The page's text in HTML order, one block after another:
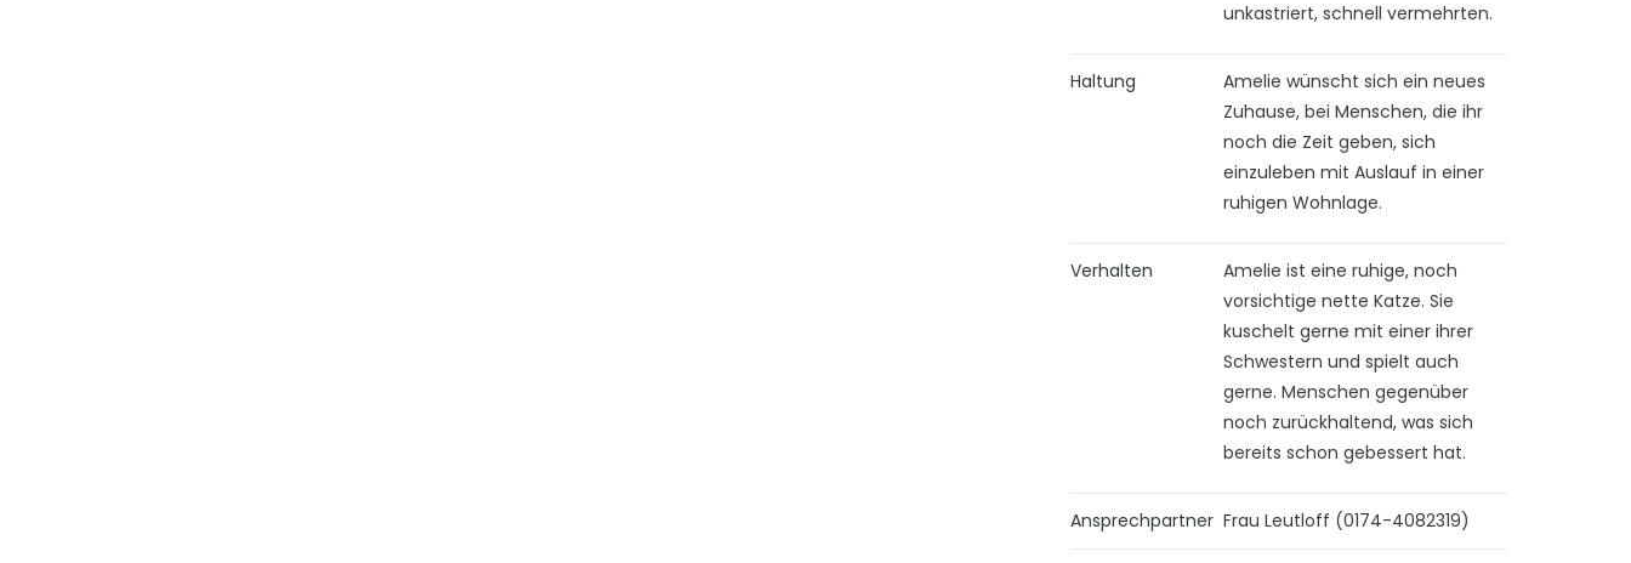
unkastriert, schnell vermehrten.
Haltung
Amelie wünscht sich ein neues
Zuhause, bei Menschen, die ihr
noch die Zeit geben, sich
einzuleben mit Auslauf in einer
ruhigen Wohnlage.
Verhalten
Amelie ist eine ruhige, noch
vorsichtige nette Katze. Sie
kuschelt gerne mit einer ihrer
Schwestern und spielt auch
gerne. Menschen gegenüber
noch zurückhaltend, was sich
bereits schon gebessert hat.
Ansprechpartner Frau Leutloff (0174-4082319)